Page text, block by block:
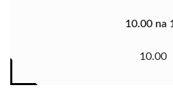
10.00 na
10.00